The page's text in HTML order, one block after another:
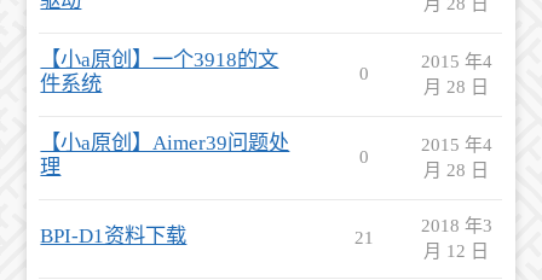
【小a原创】一个3918的文
件系统
0
2015 年4
月 28 日
【小a原创】Aimer39问题处
理
0
2015 年4
月 28 日
BPI-D1资料下载 21
2018 年3
月 12 日